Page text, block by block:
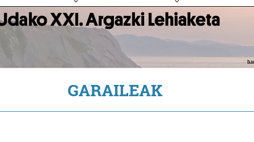
GARAILEAK